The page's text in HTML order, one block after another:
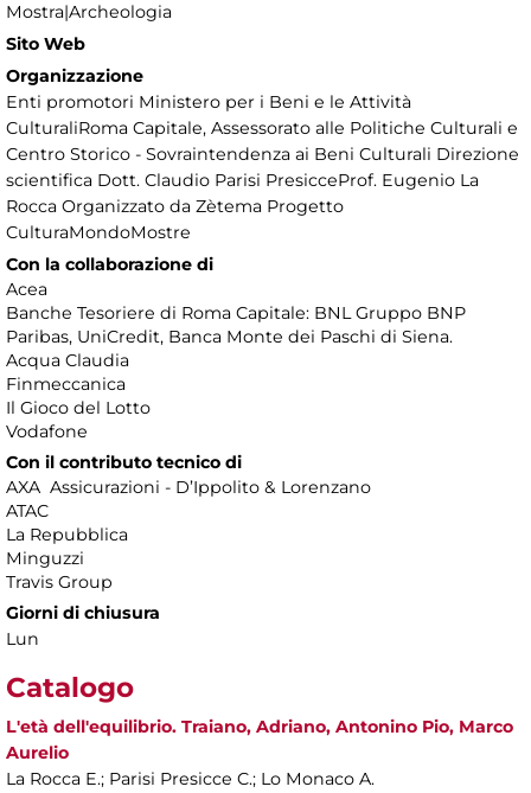
Mostra|Archeologia
Sito Web
Organizzazione
Enti promotori Ministero per i Beni e le Attività
CulturaliRoma Capitale, Assessorato alle Politiche Culturali e
Centro Storico - Sovraintendenza ai Beni Culturali Direzione
scientifica Dott. Claudio Parisi PresicceProf. Eugenio La
Rocca Organizzato da Zètema Progetto
CulturaMondoMostre
Con la collaborazione di
Acea
Banche Tesoriere di Roma Capitale: BNL Gruppo BNP
Paribas, UniCredit, Banca Monte dei Paschi di Siena.
Acqua Claudia
Finmeccanica
Il Gioco del Lotto
Vodafone
Con il contributo tecnico di
AXA Assicurazioni - D’Ippolito & Lorenzano
ATAC
La Repubblica
Minguzzi
Travis Group
Giorni di chiusura
Lun
Catalogo
L'età dell'equilibrio. Traiano, Adriano, Antonino Pio, Marco
Aurelio
La Rocca E.; Parisi Presicce C.; Lo Monaco A.